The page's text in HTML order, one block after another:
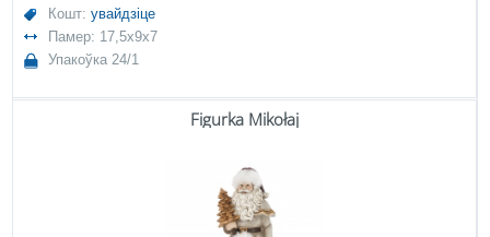
Кошт:увайдзіце
Памер: 17,5x9x7
Упакоўка 24/1
Figurka Mikołaj